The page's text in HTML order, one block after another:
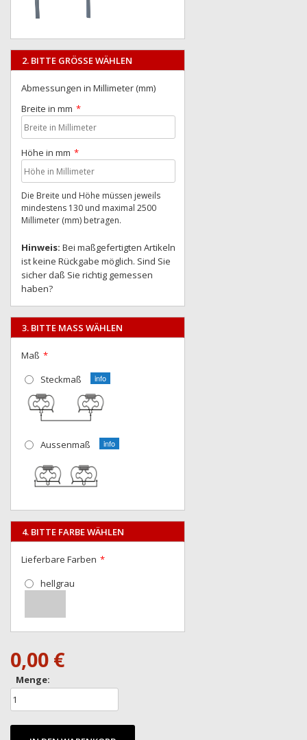
2. BITTE GRÖSSE WÄHLEN
Abmessungen in Millimeter (mm)
Breite in mm
Höhe in mm
Die Breite und Höhe müssen jeweils
mindestens 130 und maximal 2500
Millimeter (mm) betragen.
Hinweis: Bei maßgefertigten Artikeln
ist keine Rückgabe möglich. Sind Sie
sicher daß Sie richtig gemessen
haben?
3. BITTE MASS WÄHLEN
Maß
Steckmaß
Aussenmaß
4. BITTE FARBE WÄHLEN
Lieferbare Farben
hellgrau
0,00 €
Menge: